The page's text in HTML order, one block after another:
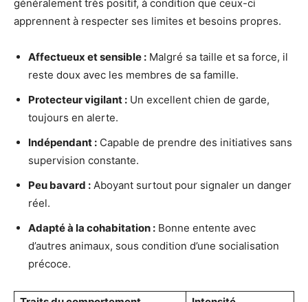
généralement très positif, à condition que ceux-ci
apprennent à respecter ses limites et besoins propres.
Affectueux et sensible : Malgré sa taille et sa force, il
reste doux avec les membres de sa famille.
Protecteur vigilant : Un excellent chien de garde,
toujours en alerte.
Indépendant : Capable de prendre des initiatives sans
supervision constante.
Peu bavard : Aboyant surtout pour signaler un danger
réel.
Adapté à la cohabitation : Bonne entente avec
d’autres animaux, sous condition d’une socialisation
précoce.